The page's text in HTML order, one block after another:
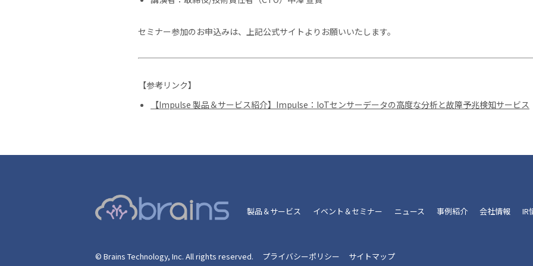
セミナー参加のお申込みは、上記公式サイトよりお願いいたします。
【参考リンク】
【Impulse 製品＆サービス紹介】Impulse：IoTセンサーデータの高度な分析と故障予兆検知サービス
製品＆サービス イベント＆セミナー ニュース 事例紹介 会社情報 IR
© Brains Technology, Inc. All rights reserved. プライバシーポリシー サイトマップ